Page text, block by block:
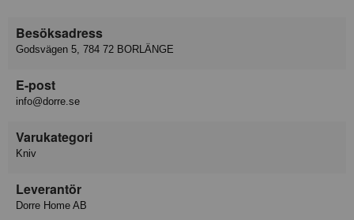
Besöksadress
Godsvägen 5, 784 72 BORLÄNGE
E-post
info@dorre.se
Varukategori
Kniv
Leverantör
Dorre Home AB